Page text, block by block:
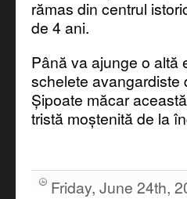
rămas din centrul
de 4 ani.
Până va ajunge o altă
schelete avangardiste
Șipoate măcar
tristă moștenită de la
Friday, June 24th,